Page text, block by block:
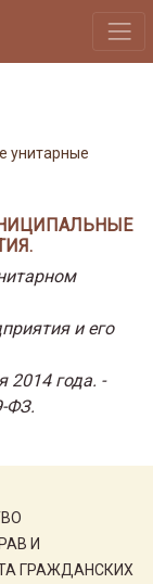
И
ГРАЖДАНСКИХ
унитарные
и его
2014 года. -
ФЗ.